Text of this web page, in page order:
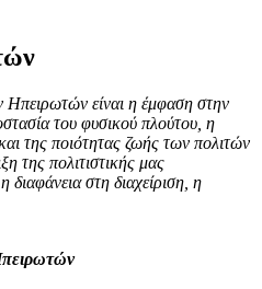
είναι η έμφαση στην
του φυσικού πλούτου, η
της ποιότητας ζωής των πολιτών
της πολιτιστικής μας
στη διαχείριση, η